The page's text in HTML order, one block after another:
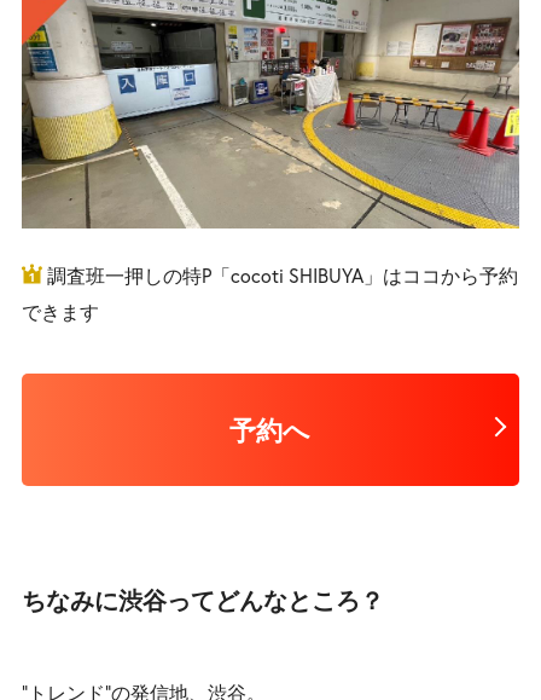
調査班一押しの特P「cocoti SHIBUYA」はココから予約
できます
予約へ
ちなみに渋谷ってどんなところ？
“トレンド”の発信地、渋谷。